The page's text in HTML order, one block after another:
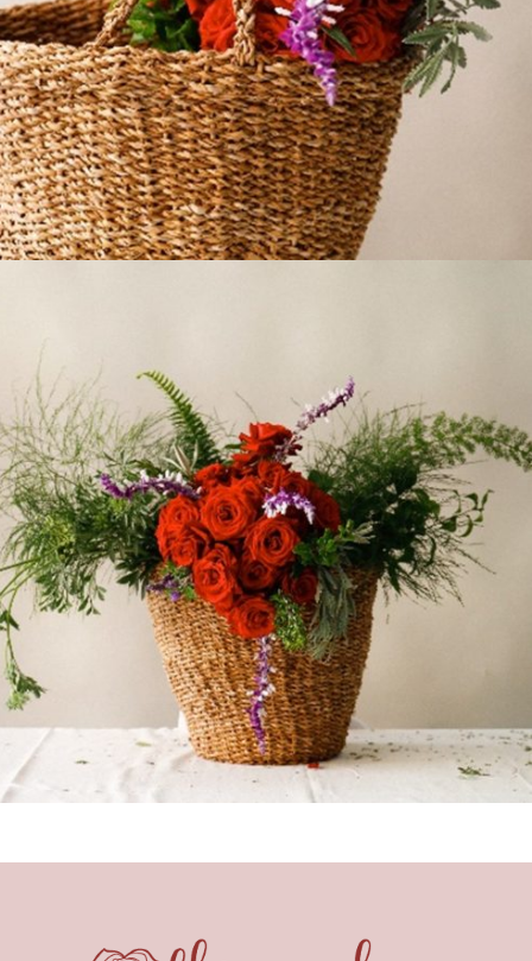
49,00€
119,00€